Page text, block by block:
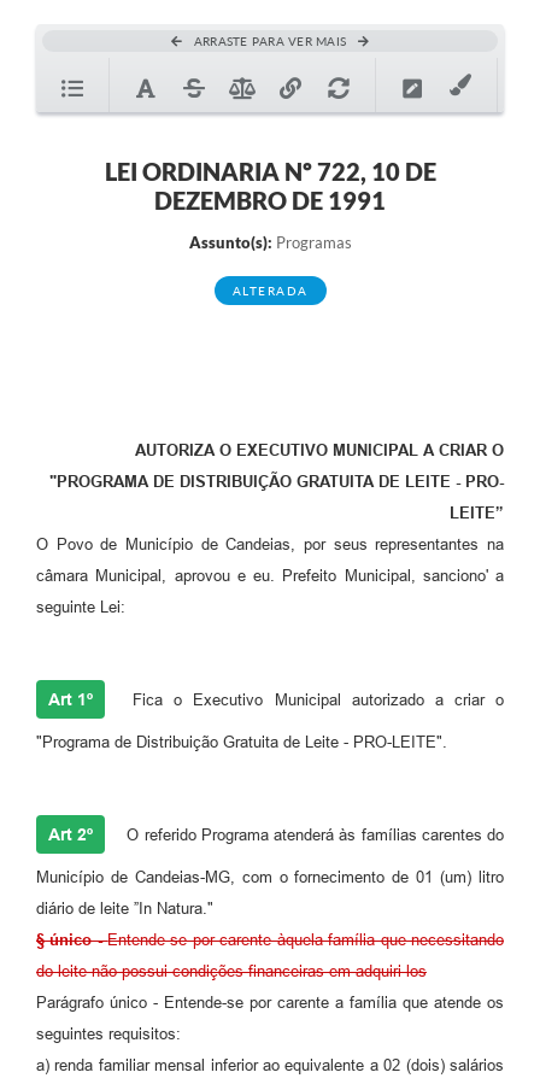
Iluminação Pública
Conselhos Municipais
Canal da Ouvidoria
Publicações
Creche Municipal
REMUME
Orientações COVID-19
Carta de Serviços
Legislação
Editais
ARRASTE PARA VER MAIS
LEI ORDINARIA Nº 722, 10 DE
DEZEMBRO DE 1991
Assunto(s): Programas
ALTERADA
AUTORIZA O EXECUTIVO MUNICIPAL A CRIAR O
"PROGRAMA DE DISTRIBUIÇÃO GRATUITA DE LEITE - PRO-
LEITE”
O Povo de Município de Candeias, por seus representantes na
câmara Municipal, aprovou e eu. Prefeito Municipal, sanciono' a
seguinte Lei:
Art 1º Fica o Executivo Municipal autorizado a criar o
"Programa de Distribuição Gratuita de Leite - PRO-LEITE".
Art 2º O referido Programa atenderá às famílias carentes do
Município de Candeias-MG, com o fornecimento de 01 (um) litro
diário de leite ”In Natura."
§ único -Entende-se por carente àquela família que necessitando
do leite não possui condições financeiras em adquiri-los
Parágrafo único - Entende-se por carente a família que atende os
seguintes requisitos:
a) renda familiar mensal inferior ao equivalente a 02 (dois) salários